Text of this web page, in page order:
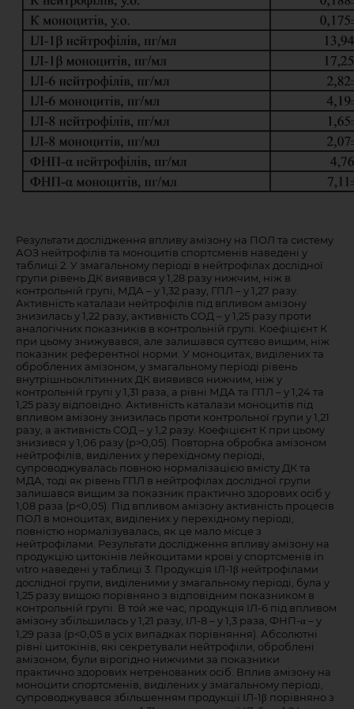
Результати дослідження впливу амізону на ПОЛ та систему
АОЗ нейтрофілів та моноцитів спортсменів наведені у
таблиці 2. У змагальному періоді в нейтрофілах дослідної
групи рівень ДК виявився у 1,28 разу нижчим, ніж в
контрольній групі, МДА – у 1,32 разу, ГПЛ – у 1,27 разу.
Активність каталази нейтрофілів під впливом амізону
знизилась у 1,22 разу, активність СОД – у 1,25 разу проти
аналогічних показників в контрольній групі. Коефіцієнт К
при цьому знижувався, але залишався суттєво вищим, ніж
показник референтної норми. У моноцитах, виділених та
оброблених амізоном, у змагальному періоді рівень
внутрішньоклітинних ДК виявився нижчим, ніж у
контрольній групі у 1,31 раза, а рівні МДА та ГПЛ – у 1,24 та
1,25 разу відповідно. Активність каталази моноцитів під
впливом амізону знизилась проти контрольної групи у 1,21
разу, а активність СОД – у 1,2 разу. Коефіцієнт К при цьому
знизився у 1,06 разу (р>0,05). Повторна обробка амізоном
нейтрофілів, виділених у перехідному періоді,
супроводжувалась повною нормалізацією вмісту ДК та
МДА, тоді як рівень ГПЛ в нейтрофілах дослідної групи
залишався вищим за показник практично здорових осіб у
1,08 раза (р<0,05). Під впливом амізону активність процесів
ПОЛ в моноцитах, виділених у перехідному періоді,
повністю нормалізувалась, як це мало місце з
нейтрофілами. Результати дослідження впливу амізону на
продукцію цитокінів лейкоцитами крові у спортсменів in
vitro наведені у таблиці 3. Продукція ІЛ-1β нейтрофілами
дослідної групи, виділеними у змагальному періоді, була у
1,25 разу вищою порівняно з відповідним показником в
контрольній групі. В той же час, продукція ІЛ-6 під впливом
амізону збільшилась у 1,21 разу, ІЛ-8 – у 1,3 раза, ФНП-α – у
1,29 раза (р<0,05 в усіх випадках порівняння). Абсолютні
рівні цитокінів, які секретували нейтрофіли, оброблені
амізоном, були вірогідно нижчими за показники
практично здорових нетренованих осіб. Вплив амізону на
моноцити спортсменів, виділених у змагальному періоді,
супроводжувався збільшенням продукції ІЛ-1β порівняно з